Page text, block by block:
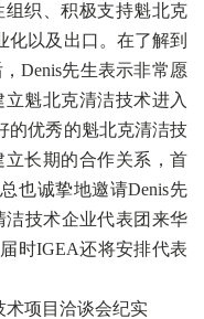
组织、积极支持魁北克
化以及出口。在了解到
Denis先生表示非常愿
魁北克清洁技术进入
的优秀的魁北克清洁技
长期的合作关系，首
也诚挚地邀请Denis先
洁技术企业代表团来华
时IGEA还将安排代表